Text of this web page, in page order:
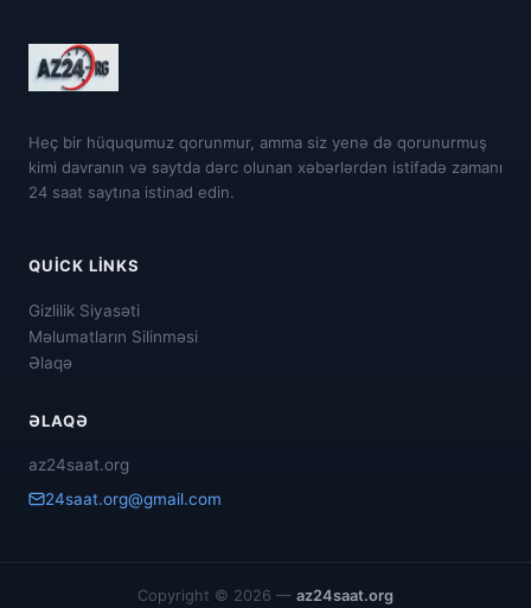
Heç bir hüququmuz qorunmur, amma siz yenə də qorunurmuş
kimi davranın və saytda dərc olunan xəbərlərdən istifadə zamanı
24 saat saytına istinad edin.
QUICK LINKS
Gizlilik Siyasəti
Məlumatların Silinməsi
Əlaqə
ƏLAQƏ
az24saat.org
24saat.org@gmail.com
Copyright © 2026 — az24saat.org